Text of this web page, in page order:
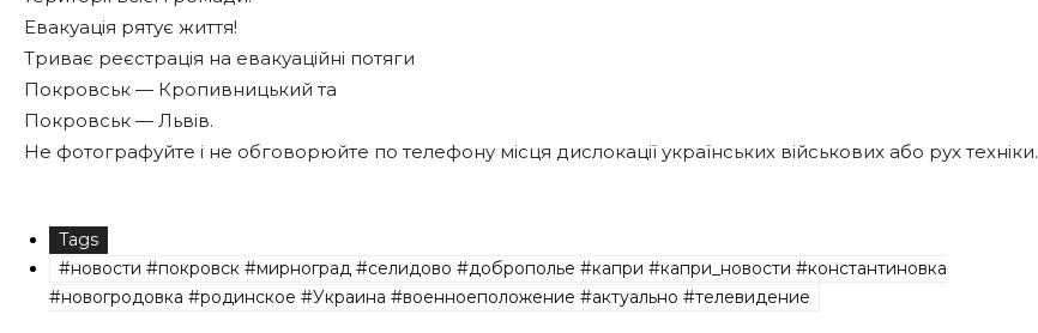
Евакуація рятує життя!
Триває реєстрація на евакуаційні потяги
Покровськ — Кропивницький та
Покровськ — Львів.
Не фотографуйте і не обговорюйте по телефону місця дислокації українських військових або рух техніки.
Tags
#новости #покровск #мирноград #селидово #доброполье #капри #капри_новости #константиновка
#новогродовка #родинское #Украина #военноеположение #актуально #телевидение